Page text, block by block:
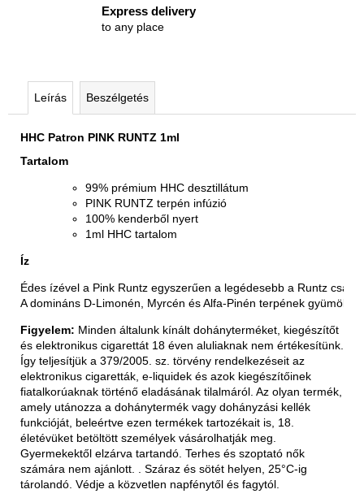
Express delivery
to any place
Leírás Beszélgetés
HHC Patron PINK RUNTZ 1ml
Tartalom
99% prémium HHC desztillátum
PINK RUNTZ terpén infúzió
100% kenderből nyert
1ml HHC tartalom
Íz
Édes ízével a Pink Runtz egyszerűen a legédesebb a Runtz
A domináns D-Limonén, Myrcén és Alfa-Pinén terpének
Figyelem: Minden általunk kínált dohányterméket, kiegészítőt
és elektronikus cigarettát 18 éven aluliaknak nem értékesítünk.
Így teljesítjük a 379/2005. sz. törvény rendelkezéseit az
elektronikus cigaretták, e-liquidek és azok kiegészítőinek
fiatalkorúaknak történő eladásának tilalmáról. Az olyan termék,
amely utánozza a dohánytermék vagy dohányzási kellék
funkcióját, beleértve ezen termékek tartozékait is, 18.
életévüket betöltött személyek vásárolhatják meg.
Gyermekektől elzárva tartandó. Terhes és szoptató nők
számára nem ajánlott. . Száraz és sötét helyen, 25°C-ig
tárolandó. Védje a közvetlen napfénytől és fagytól.